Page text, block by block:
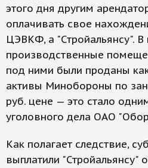
этого дня другим
оплачивать свое
ЦЭВКФ, а "Стройальянсу". В
производственные
под ними были проданы
активы Минобороны по
руб. цене — это стало
уголовного дела ОАО
Как полагает следствие,
выплатили "Стройальянсу"